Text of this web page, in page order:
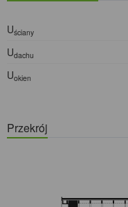
Uściany
Udachu
Uokien
Przekrój